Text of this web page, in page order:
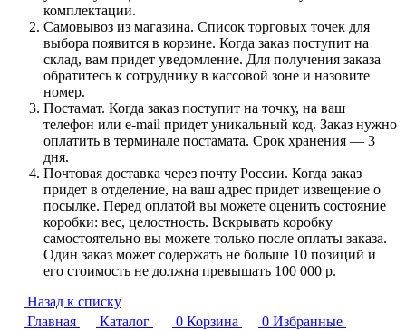
комплектации.
Самовывоз из магазина. Список торговых точек для
выбора появится в корзине. Когда заказ поступит на
склад, вам придет уведомление. Для получения заказа
обратитесь к сотруднику в кассовой зоне и назовите
номер.
Постамат. Когда заказ поступит на точку, на ваш
телефон или e-mail придет уникальный код. Заказ нужно
оплатить в терминале постамата. Срок хранения — 3
дня.
Почтовая доставка через почту России. Когда заказ
придет в отделение, на ваш адрес придет извещение о
посылке. Перед оплатой вы можете оценить состояние
коробки: вес, целостность. Вскрывать коробку
самостоятельно вы можете только после оплаты заказа.
Один заказ может содержать не больше 10 позиций и
его стоимость не должна превышать 100 000 р.
Назад к списку
Главная
Каталог 0 Корзина 0 Избранные